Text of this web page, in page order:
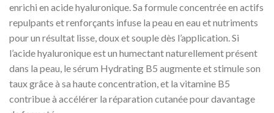
enrichi en acide hyaluronique. Sa formule concentrée en actifs
repulpants et renforçants infuse la peau en eau et nutriments
pour un résultat lisse, doux et souple dès l’application. Si
l’acide hyaluronique est un humectant naturellement présent
dans la peau, le sérum Hydrating B5 augmente et stimule son
taux grâce à sa haute concentration, et la vitamine B5
contribue à accélérer la réparation cutanée pour davantage